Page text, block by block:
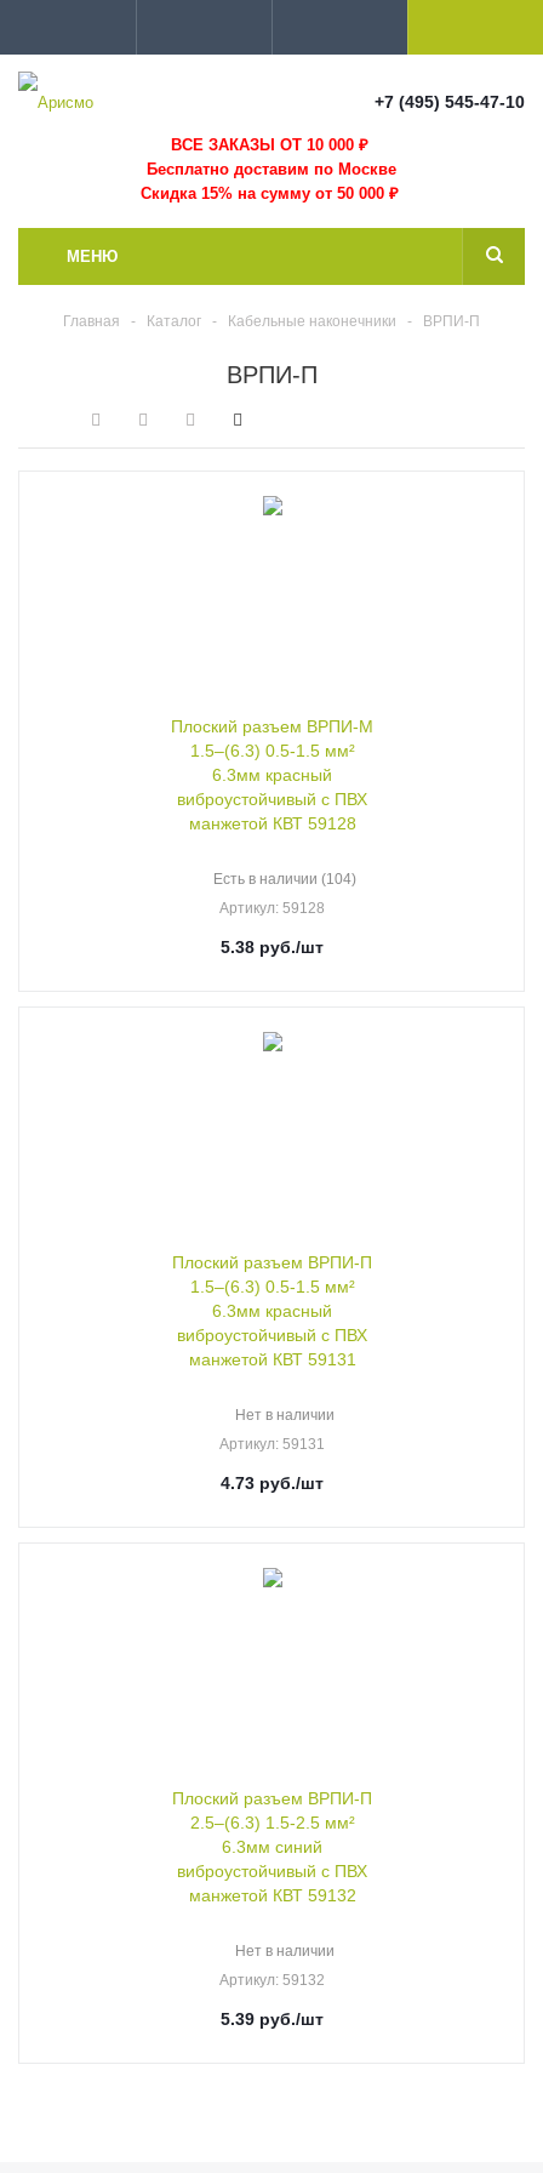
+7 (495) 545-47-10
ВСЕ ЗАКАЗЫ ОТ 10 000₽
Бесплатно доставим по Москве
Скидка 15% на сумму от 50 000 ₽
МЕНЮ
Главная - Каталог - Кабельные наконечники - ВРПИ-П
ВРПИ-П
Плоский разъем ВРПИ-М
1.5–(6.3) 0.5-1.5 мм²
6.3мм красный
виброустойчивый с ПВХ
манжетой КВТ 59128
Есть в наличии (104)
Артикул: 59128
5.38 руб./шт
Плоский разъем ВРПИ-П
1.5–(6.3) 0.5-1.5 мм²
6.3мм красный
виброустойчивый с ПВХ
манжетой КВТ 59131
Нет в наличии
Артикул: 59131
4.73 руб./шт
Плоский разъем ВРПИ-П
2.5–(6.3) 1.5-2.5 мм²
6.3мм синий
виброустойчивый с ПВХ
манжетой КВТ 59132
Нет в наличии
Артикул: 59132
5.39 руб./шт